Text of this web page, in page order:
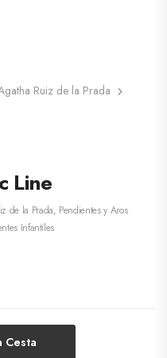
Ruiz de la Prada
Line
de la Prada, Pendientes y Aros
Infantiles
Cesta